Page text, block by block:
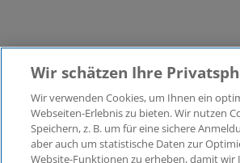
©2026 KPMG Law
assoziiert mit der KPMG AG
Wirtschaftsprüfungsgesellschaft,
Wir schätzen Ihre
Wir verwenden Cookies, um Ihnen ein
Webseiten-Erlebnis zu bieten. Wir nutzen
Speichern, z. B. um für eine sichere
aber auch um statistische Daten zur
Website-Funktionen zu erheben, damit wir